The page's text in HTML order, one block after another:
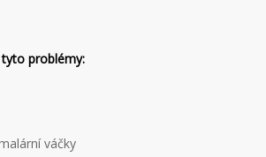
tyto problémy:
váčky